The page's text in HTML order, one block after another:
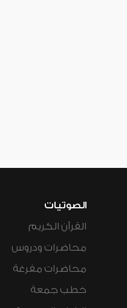
الصوتيات
القرآن الكريم
محاضرات ودروس
محاضرات مفرغة
خطب جمعة